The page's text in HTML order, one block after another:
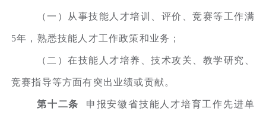
（一）从事技能人才培训、评价、竞赛等工作满
5年，熟悉技能人才工作政策和业务；
（二）在技能人才培养、技术攻关、教学研究、
竞赛指导等方面有突出业绩或贡献。
第十二条 申报安徽省技能人才培育工作先进单